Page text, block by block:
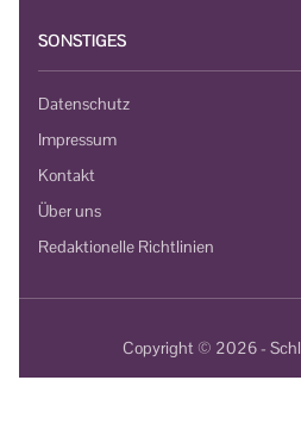
SONSTIGES
Datenschutz
Impressum
Kontakt
Über uns
Redaktionelle Richtlinien
Copyright © 2026 -